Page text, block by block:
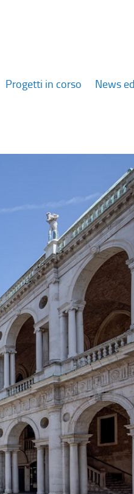
Progetti in corso News